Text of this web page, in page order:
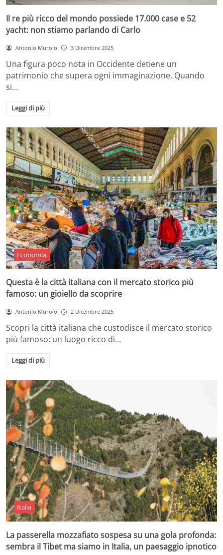
Il re più ricco del mondo possiede 17.000 case e 52
yacht: non stiamo parlando di Carlo
Antonio Murolo 3 Dicembre 2025
Una figura poco nota in Occidente detiene un
patrimonio che supera ogni immaginazione. Quando
si…
Leggi di più
Economia
Questa è la città italiana con il mercato storico più
famoso: un gioiello da scoprire
Antonio Murolo 2 Dicembre 2025
Scopri la città italiana che custodisce il mercato storico
più famoso: un luogo ricco di…
Leggi di più
Italia
La passerella mozzafiato sospesa su una gola profonda:
sembra il Tibet ma siamo in Italia, un paesaggio ipnotico